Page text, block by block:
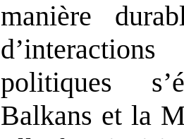
manière
politiques
Balkans et la